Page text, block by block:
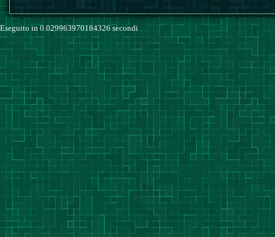
Eseguito in 0.029963970184326 secondi